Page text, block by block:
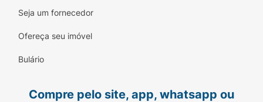
(120g)
Tenha axilas protegidas, hidratadas e
clínico de
Seja um fornecedor
Ofereça seu imóvel
Bulário
Compre pelo site, app, whatsapp ou